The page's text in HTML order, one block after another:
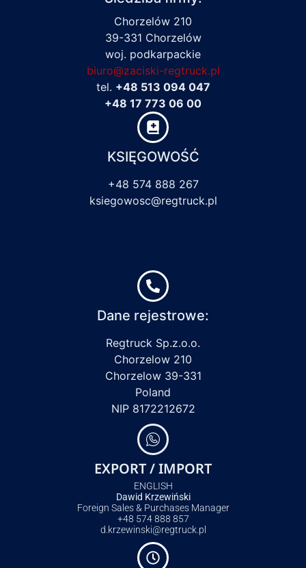
Chorzelów 210
39-331 Chorzelów
woj. podkarpackie
biuro@zaciski-regtruck.pl
tel. +48 513 094 047
+48 17 773 06 00
KSIĘGOWOŚĆ
+48 574 888 267
ksiegowosc@regtruck.pl
Dane rejestrowe:
Regtruck Sp.z.o.o.
Chorzelow 210
Chorzelow 39-331
Poland
NIP 8172212672
EXPORT / IMPORT
ENGLISH
Dawid Krzewiński
Foreign Sales & Purchases Manager
+48 574 888 857
d.krzewinski@regtruck.pl